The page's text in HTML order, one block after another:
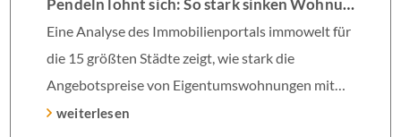
Pendeln lohnt sich: So stark sinken Wohnungspreise im Umland
Eine Analyse des Immobilienportals immowelt für
die 15 größten Städte zeigt, wie stark die
Angebotspreise von Eigentumswohnungen mit
zunehmender Entfernung sinken:
weiterlesen